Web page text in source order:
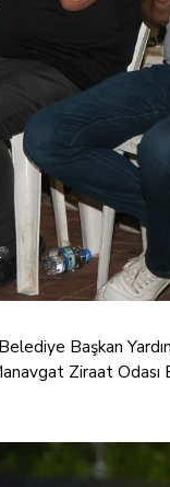
Başkan
Ziraat